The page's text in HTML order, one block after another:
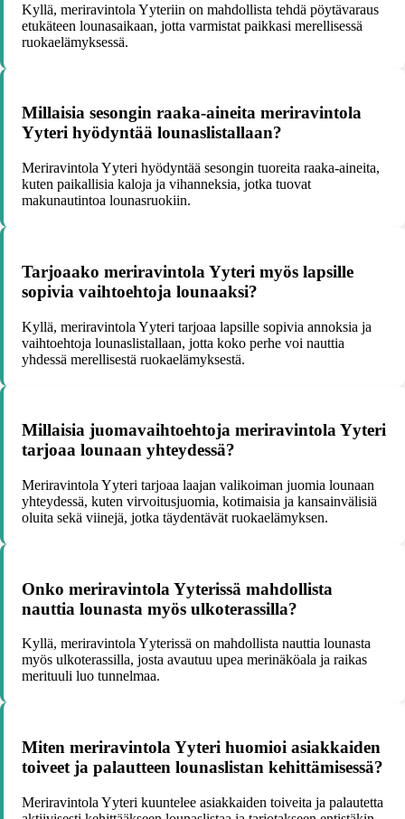
Kyllä, meriravintola Yyteriin on mahdollista tehdä pöytävaraus
etukäteen lounasaikaan, jotta varmistat paikkasi merellisessä
ruokaelämyksessä.
Millaisia sesongin raaka-aineita meriravintola
Yyteri hyödyntää lounaslistallaan?
Meriravintola Yyteri hyödyntää sesongin tuoreita raaka-aineita,
kuten paikallisia kaloja ja vihanneksia, jotka tuovat
makunautintoa lounasruokiin.
Tarjoaako meriravintola Yyteri myös lapsille
sopivia vaihtoehtoja lounaaksi?
Kyllä, meriravintola Yyteri tarjoaa lapsille sopivia annoksia ja
vaihtoehtoja lounaslistallaan, jotta koko perhe voi nauttia
yhdessä merellisestä ruokaelämyksestä.
Millaisia juomavaihtoehtoja meriravintola Yyteri
tarjoaa lounaan yhteydessä?
Meriravintola Yyteri tarjoaa laajan valikoiman juomia lounaan
yhteydessä, kuten virvoitusjuomia, kotimaisia ja kansainvälisiä
oluita sekä viinejä, jotka täydentävät ruokaelämyksen.
Onko meriravintola Yyterissä mahdollista
nauttia lounasta myös ulkoterassilla?
Kyllä, meriravintola Yyterissä on mahdollista nauttia lounasta
myös ulkoterassilla, josta avautuu upea merinäköala ja raikas
merituuli luo tunnelmaa.
Miten meriravintola Yyteri huomioi asiakkaiden
toiveet ja palautteen lounaslistan kehittämisessä?
Meriravintola Yyteri kuuntelee asiakkaiden toiveita ja palautetta